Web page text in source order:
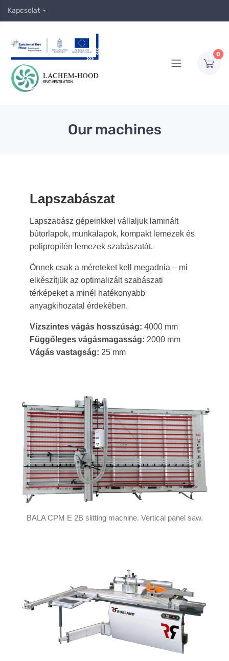
Kapcsolat
0
Our machines
Lapszabászat
Lapszabász gépeinkkel vállaljuk laminált
bútorlapok, munkalapok, kompakt lemezek és
polipropilén lemezek szabászatát.
Önnek csak a méreteket kell megadnia – mi
elkészítjük az optimalizált szabászati
térképeket a minél hatékonyabb
anyagkihozatal érdekében.
Vízszintes vágás hosszúság: 4000 mm
Függőleges vágásmagasság: 2000 mm
Vágás vastagság: 25 mm
BALA CPM E 2B slitting machine. Vertical panel saw.